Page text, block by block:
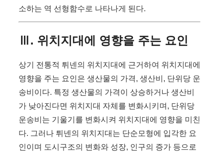
소하는 역 선형함수로 나타나게 된다.
Ⅲ. 위치지대에 영향을 주는 요인
상기 전통적 튀넨의 위치지대에 근거하여 위치지대에
영향을 주는 요인은 생산물의 가격, 생산비, 단위당 운
송비이다. 특정 생산물의 가격이 상승하거나 생산비
가 낮아진다면 위치지대 자체를 변화시키며, 단위당
운송비는 기울기를 변화시켜 위치지대에 영향을 미친
다. 그러나 튀넨의 위치지대는 단순모형에 입각한 요
인이며 도시구조의 변화와 성장, 인구의 증가 등으로